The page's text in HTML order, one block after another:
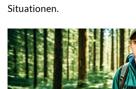
Situationen.